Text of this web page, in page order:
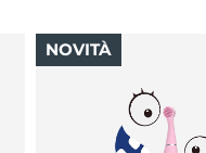
NOVITÀ